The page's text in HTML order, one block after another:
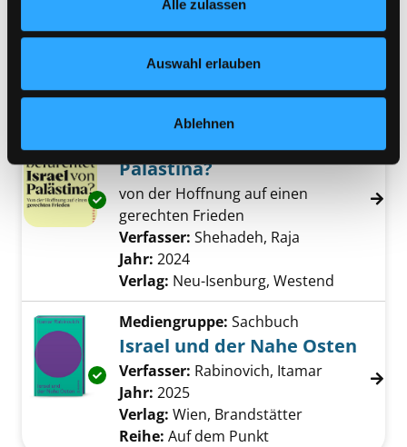
jederzeit widerrufen und Ihre Einstellungen verändern.
Nähere Informationen finden Sie in unserer
Alle zulassen
Auswahl erlauben
Ablehnen
Geheimoperation Nemesis
Verfasser:Kofler-Bettschart, BirgitSuche
Jahr:
Exemplar-Details von Was befürchtet Israel
Mediengruppe:Sachbuch
Palästina?
von der Hoffnung auf einen
gerechten Frieden
Verfasser: Shehadeh, Raja
Jahr: 2024
Verlag: Neu-Isenburg, Westend
Exemplar-Details von Israel und der Nahe
Mediengruppe: Sachbuch
Israel und der Nahe Osten
Verfasser: Rabinovich, Itamar Suche
Jahr: 2025
Verlag: Wien, Brandstätter
Reihe: Auf dem Punkt